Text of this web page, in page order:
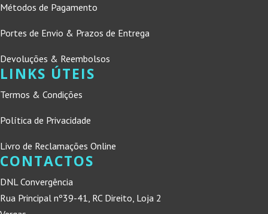
Métodos de Pagamento
Portes de Envio & Prazos de Entrega
Devoluções & Reembolsos
LINKS ÚTEIS
Termos & Condições
Política de Privacidade
Livro de Reclamações Online
CONTACTOS
DNL Convergência
Rua Principal nº39-41, RC Direito, Loja 2